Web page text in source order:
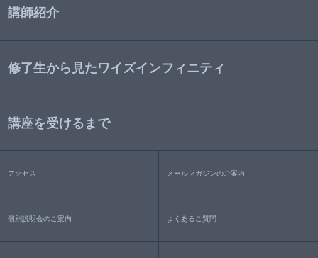
講師紹介
修了生から見たワイズインフィニティ
講座を受けるまで
アクセス メールマガジンのご案内
個別説明会のご案内 よくあるご質問